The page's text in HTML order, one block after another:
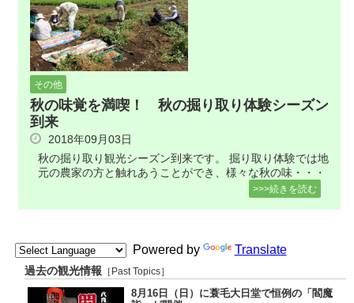
その他
秋の味覚を満喫！ 秋の掘り取り体験シーズン
到来
2018年09月03日
秋の掘り取り観光シーズン到来です。 掘り取り体験では地
元の農家の方と触れあうことができ、様々な秋の味・・・
>>>続きを読む
Powered by Translate
過去の観光情報 ［Past Topics］
8月16日（日）に蓑毛大日堂で恒例の「閻魔